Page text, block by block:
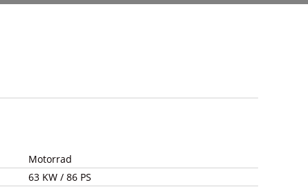
Motorrad
63 KW / 86 PS